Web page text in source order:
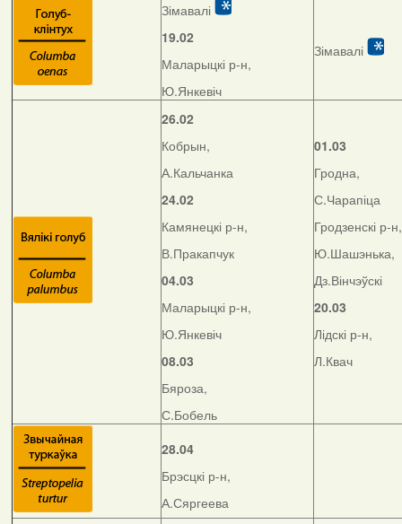
Зімавалі
19.02
Маларыцкі р-н,
Ю.Янкевіч
Зімавалі
26.02
Кобрын,
А.Кальчанка
24.02
Камянецкі р-н,
В.Пракапчук
04.03
Маларыцкі р-н,
Ю.Янкевіч
08.03
Бяроза,
С.Бобель
01.03
Гродна,
С.Чарапіца
Гродзенскі р-н,
Ю.Шашэнька,
Дз.Вінчэўскі
20.03
Лідскі р-н,
Л.Квач
28.04
Брэсцкі р-н,
А.Сяргеева